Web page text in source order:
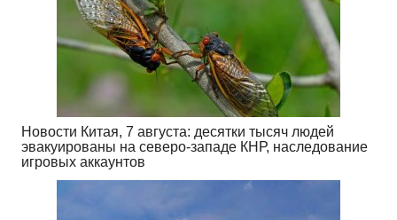
Новости Китая, 7 августа: десятки тысяч людей
эвакуированы на северо-западе КНР, наследование
игровых аккаунтов